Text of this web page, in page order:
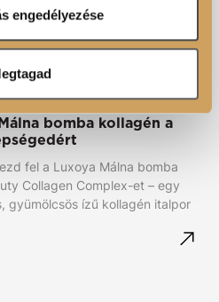
gyűjtöttek.
engedélyezése
bomba kollagén a
fel a Luxoya Málna bomba
Collagen Complex-et – egy
gyümölcsös ízű kollagén italpor